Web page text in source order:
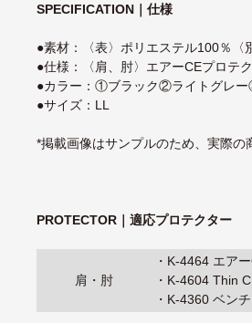
SPECIFICATION｜仕様
●素材：〈表〉ポリエステル100％
●仕様：〈肩、肘〉エアーCEプロテ
●カラー：①ブラック②ライトグレー
●サイズ：LL
*掲載画像はサンプルのため、実際の
PROTECTOR｜適応プロテクター
肩・肘
・ K-4464 エア
・ K-4604 Thin
・ K-4360 ベン